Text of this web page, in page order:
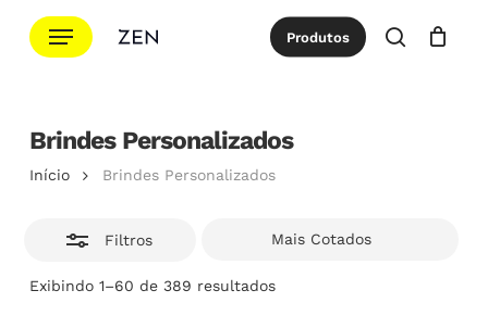
para
principal
Menu Produtos
procurar
Cotação Close
Brindes Personalizados
Início Brindes Personalizados
Filtros
Exibindo 1–60 de 389 resultadosClassificado